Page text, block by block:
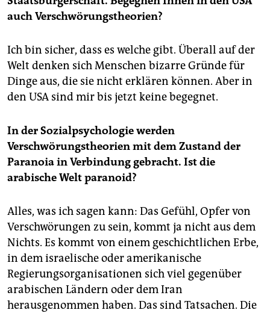
auch Verschwörungstheorien?
Ich bin sicher, dass es welche gibt. Überall auf der
Welt denken sich Menschen bizarre Gründe für
Dinge aus, die sie nicht erklären können. Aber in
den USA sind mir bis jetzt keine begegnet.
In der Sozialpsychologie werden
Verschwörungstheorien mit dem Zustand der
Paranoia in Verbindung gebracht. Ist die
arabische Welt paranoid?
Alles, was ich sagen kann: Das Gefühl, Opfer von
Verschwörungen zu sein, kommt ja nicht aus dem
Nichts. Es kommt von einem geschichtlichen Erbe,
in dem israelische oder amerikanische
Regierungsorganisationen sich viel gegenüber
arabischen Ländern oder dem Iran
herausgenommen haben. Das sind Tatsachen. Die